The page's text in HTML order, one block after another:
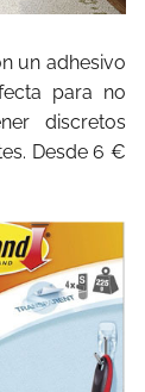
un adhesivo
para no
discretos
Desde 6 €